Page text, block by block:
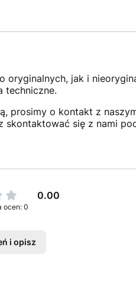
jak i
techniczne.
o kontakt z
się z nami
0.00
ocen: 0
i opisz